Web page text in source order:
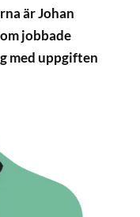
är Johan
jobbade
med uppgiften